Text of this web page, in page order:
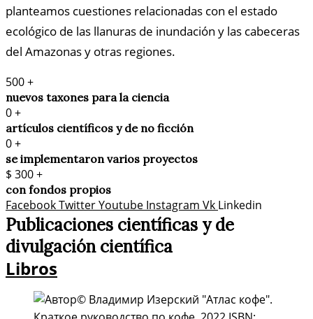
planteamos cuestiones relacionadas con el estado
ecológico de las llanuras de inundación y las cabeceras
del Amazonas y otras regiones.
500+
nuevos taxones para la ciencia
0+
artículos científicos y de no ficción
0+
se implementaron varios proyectos
$ 300+
con fondos propios
FacebookTwitterYoutube Instagram Vk Linkedin
Publicaciones científicas y de
divulgación científica​
Libros